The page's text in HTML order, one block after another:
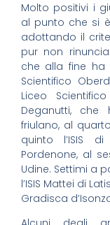
Molto positivi i
al punto che si
adottando il
pur non
che alla fine
Scientifico
Liceo
Deganutti,
friulano, al
quinto l’ISIS
Pordenone, al
Udine. Settimi a
l’ISIS Mattei di
Gradisca